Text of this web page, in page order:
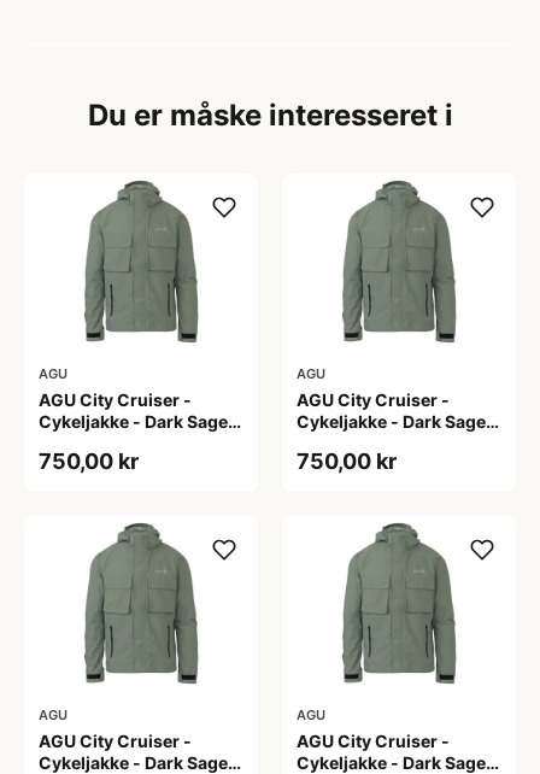
Du er måske interesseret i
AGU
AGU City Cruiser -
Cykeljakke - Dark Sage -
750,00 kr
AGU
AGU City Cruiser -
Cykeljakke - Dark Sage -
750,00 kr
AGU
AGU City Cruiser -
Cykeljakke - Dark Sage -
AGU
AGU City Cruiser -
Cykeljakke - Dark Sage -